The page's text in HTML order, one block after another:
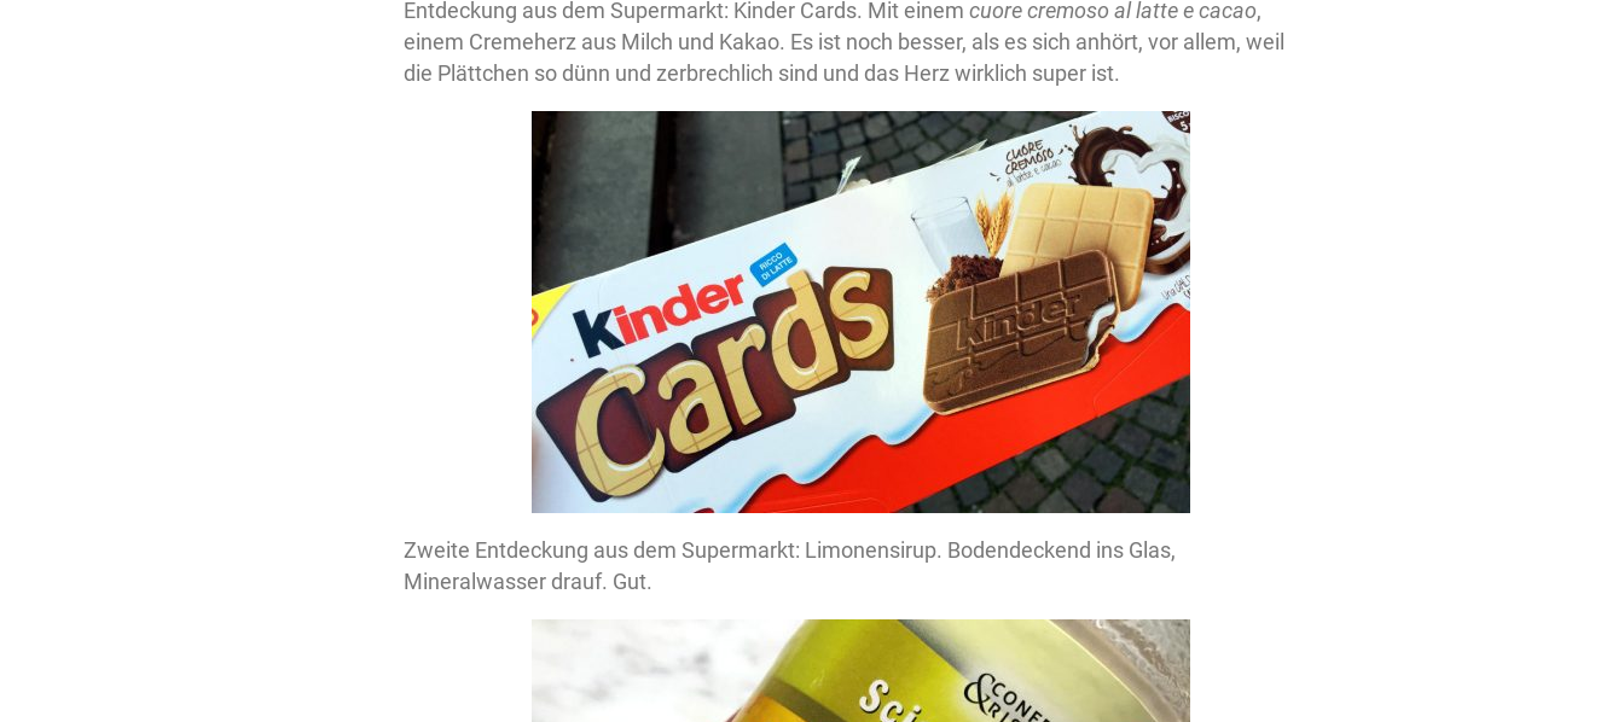
Entdeckung aus dem Supermarkt: Kinder Cards. Mit einem cuore cremoso al latte e cacao,
einem Cremeherz aus Milch und Kakao. Es ist noch besser, als es sich anhört, vor allem, weil
die Plättchen so dünn und zerbrechlich sind und das Herz wirklich super ist.
Zweite Entdeckung aus dem Supermarkt: Limonensirup. Bodendeckend ins Glas,
Mineralwasser drauf. Gut.